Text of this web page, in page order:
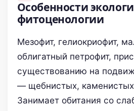
Особенности
фитоценологии
Мезофит, гелиокриофит,
облигатный петрофит,
существованию на
— щебнистых, каменистых
Занимает обитания со